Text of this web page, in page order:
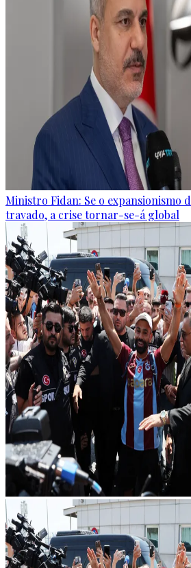
Ministro Fidan: Se o expansionismo
travado, a crise tornar-se-á global